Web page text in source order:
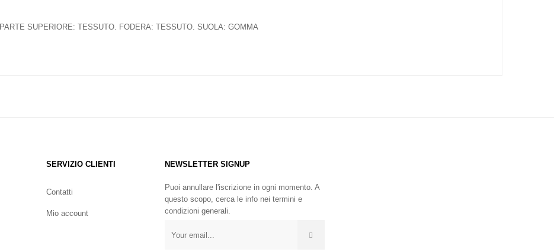
PARTE SUPERIORE: TESSUTO. FODERA: TESSUTO. SUOLA: GOMMA
SERVIZIO CLIENTI
Contatti
Mio account
NEWSLETTER SIGNUP
Puoi annullare l'iscrizione in ogni momento. A
questo scopo, cerca le info nei termini e
condizioni generali.